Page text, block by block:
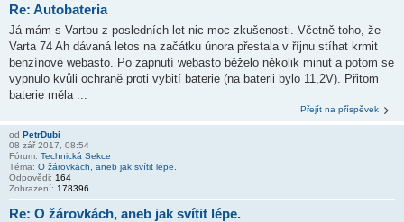
Re: Autobateria
Já mám s Vartou z posledních let nic moc zkušenosti. Včetně toho, že
Varta 74 Ah dávaná letos na začátku února přestala v říjnu stíhat krmit
benzínové webasto. Po zapnutí webasto běželo několik minut a potom se
vypnulo kvůli ochraně proti vybití baterie (na baterii bylo 11,2V). Přitom
baterie měla ...
Přejít na příspěvek
od PetrDubi
08 zář 2017, 08:54
Fórum: Technická Sekce
Téma: O žárovkách, aneb jak svítit lépe.
Odpovědi: 164
Zobrazení: 178396
Re: O žárovkách, aneb jak svítit lépe.